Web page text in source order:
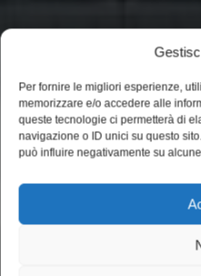
Per fornire le migliori esperienze,
memorizzare e/o accedere alle
queste tecnologie ci permetterà di
navigazione o ID unici su questo
può influire negativamente su